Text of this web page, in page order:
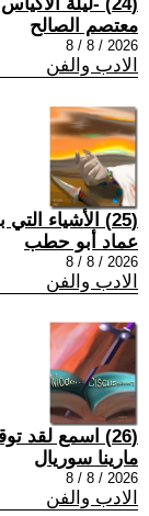
معتصم الصالح
2026 / 8 / 8
الادب والفن
(25) الأشياء التي بقيت بعد رحيل أصحابها
عماد أبو حطب
2026 / 8 / 8
الادب والفن
(26) اسمع لقد توقفت على ان تمطر
مارينا سوريال
2026 / 8 / 8
الادب والفن